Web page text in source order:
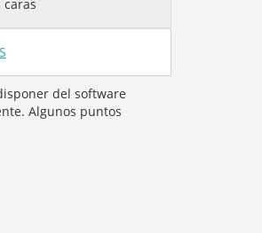
caras
S
del software
Algunos puntos